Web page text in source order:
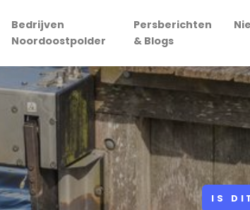
Bedrijven
Noordoostpolder
Persberichten
& Blogs
IS